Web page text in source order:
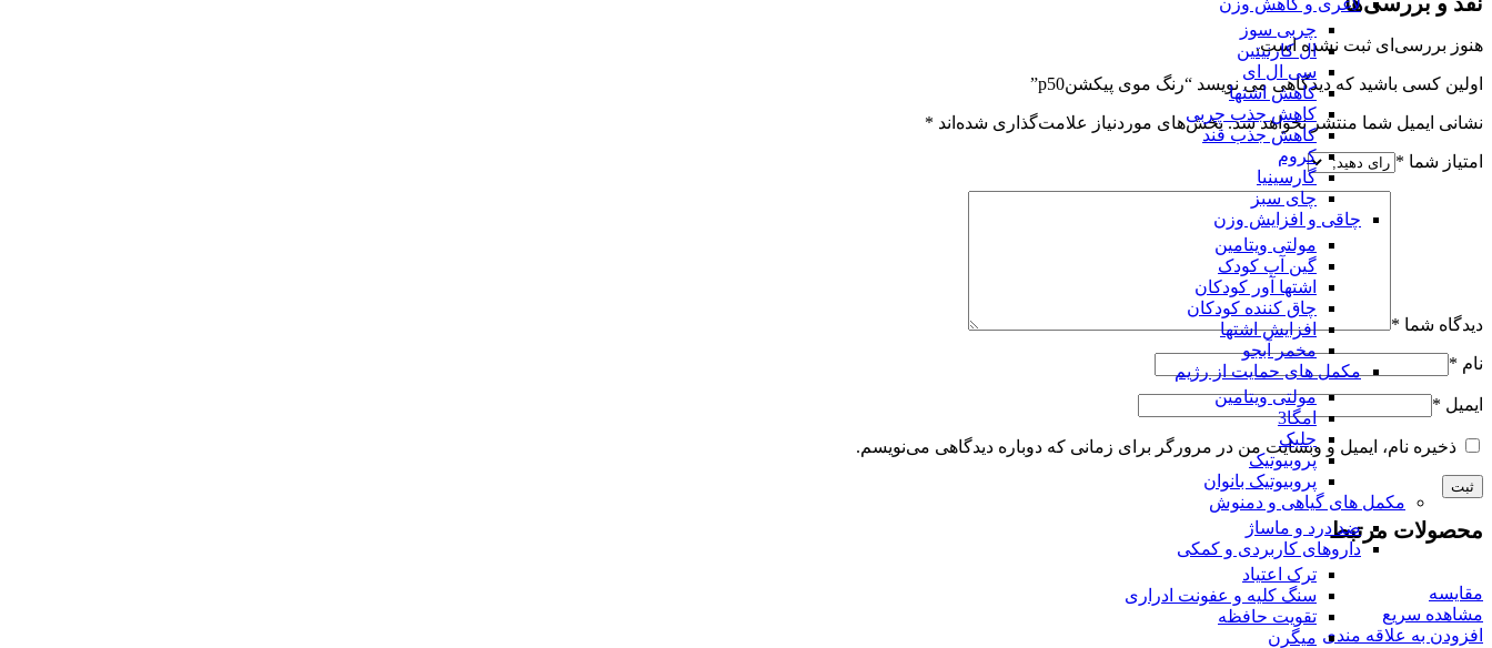
لاغری و کاهش وزن
چربی سوز
ال کارنیتین
سی ال ای
کاهش اشتها
کاهش جذب چربی
کاهش جذب قند
کروم
گارسینیا
چای سبز
چاقی و افزایش وزن
مولتی ویتامین
گین آپ کودک
اشتها آور کودکان
چاق کننده کودکان
افزایش اشتها
مخمر آبجو
مکمل های حمایت از رژیم
مولتی ویتامین
امگا3
جلبک
پروبیوتیک
پروبیوتیک بانوان
مکمل های گیاهی و دمنوش
ضد درد و ماساژ
داروهای کاربردی و کمکی
ترک اعتیاد
سنگ کلیه و عفونت ادراری
تقویت حافظه
میگرن
هنوز بررسی‌ای ثبت نشده است.
اولین کسی باشید که دیدگاهی می نویسد “رنگ موی پیکشنp50”
نشانی ایمیل شما منتشر نخواهد شد. بخش‌های موردنیاز علامت‌گذاری شده‌اند *
امتیاز شما *
دیدگاه شما *
نام *
ایمیل *
ذخیره نام، ایمیل و وبسایت من در مرورگر برای زمانی که دوباره دیدگاهی می‌نویسم.
محصولات مرتبط
مقایسه
مشاهده سریع
افزودن به علاقه مندی